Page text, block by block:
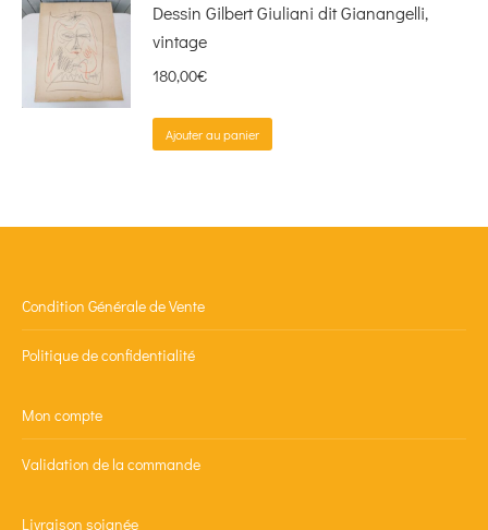
Dessin Gilbert Giuliani dit Gianangelli,
vintage
180,00€
Ajouter au panier
Condition Générale de Vente
Politique de confidentialité
Mon compte
Validation de la commande
Livraison soignée